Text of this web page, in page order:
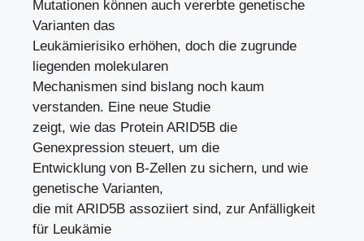
Mutationen können auch vererbte genetische
Varianten das
Leukämierisiko erhöhen, doch die zugrunde
liegenden molekularen
Mechanismen sind bislang noch kaum
verstanden. Eine neue Studie
zeigt, wie das Protein ARID5B die
Genexpression steuert, um die
Entwicklung von B-Zellen zu sichern, und wie
genetische Varianten,
die mit ARID5B assoziiert sind, zur Anfälligkeit
für Leukämie